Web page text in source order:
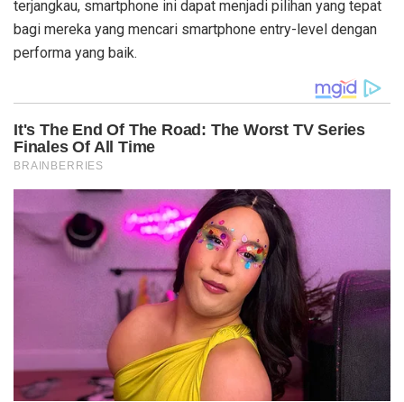
terjangkau, smartphone ini dapat menjadi pilihan yang tepat
bagi mereka yang mencari smartphone entry-level dengan
performa yang baik.